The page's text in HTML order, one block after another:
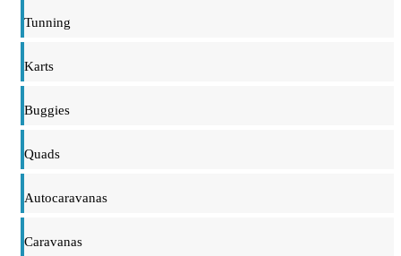
Tunning
Karts
Buggies
Quads
Autocaravanas
Caravanas